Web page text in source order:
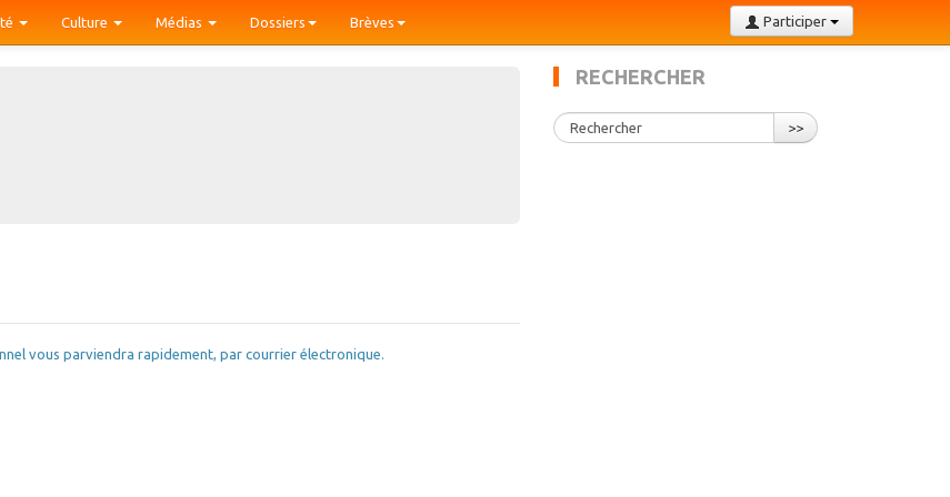
Participer
Culture Médias Dossiers Brèves
vous parviendra rapidement, par courrier électronique.
RECHERCHER
>>